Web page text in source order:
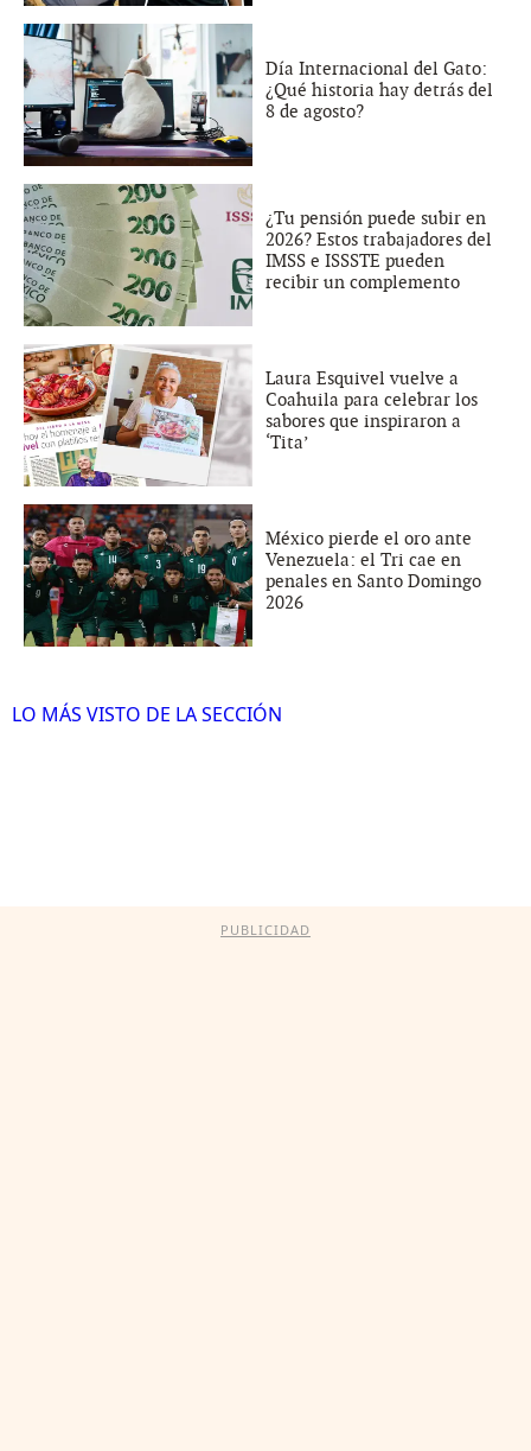
Día Internacional del Gato:
¿Qué historia hay detrás del
8 de agosto?
¿Tu pensión puede subir en
2026? Estos trabajadores del
IMSS e ISSSTE pueden
recibir un complemento
Laura Esquivel vuelve a
Coahuila para celebrar los
sabores que inspiraron a
‘Tita’
México pierde el oro ante
Venezuela: el Tri cae en
penales en Santo Domingo
2026
LO MÁS VISTO DE LA SECCIÓN
PUBLICIDAD